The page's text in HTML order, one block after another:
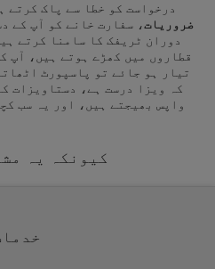
درخواست کو خطا سے پاک کرتے
ضروریات، سفارت خانے کو آپ کے
دوران ٹریفک کا سامنا کرتے
قطاروں میں کھڑے ہوتے ہیں، آپ
تیار ہو جائے تو پاسپورٹ
کہ ویزا درست ہے، دستاویزات
واپس بھیجتے ہیں، اور یہ سب
کیونکہ یہ